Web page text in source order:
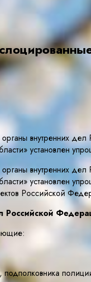
внутренних дел
установлен
внутренних дел
установлен
Российской
Российской